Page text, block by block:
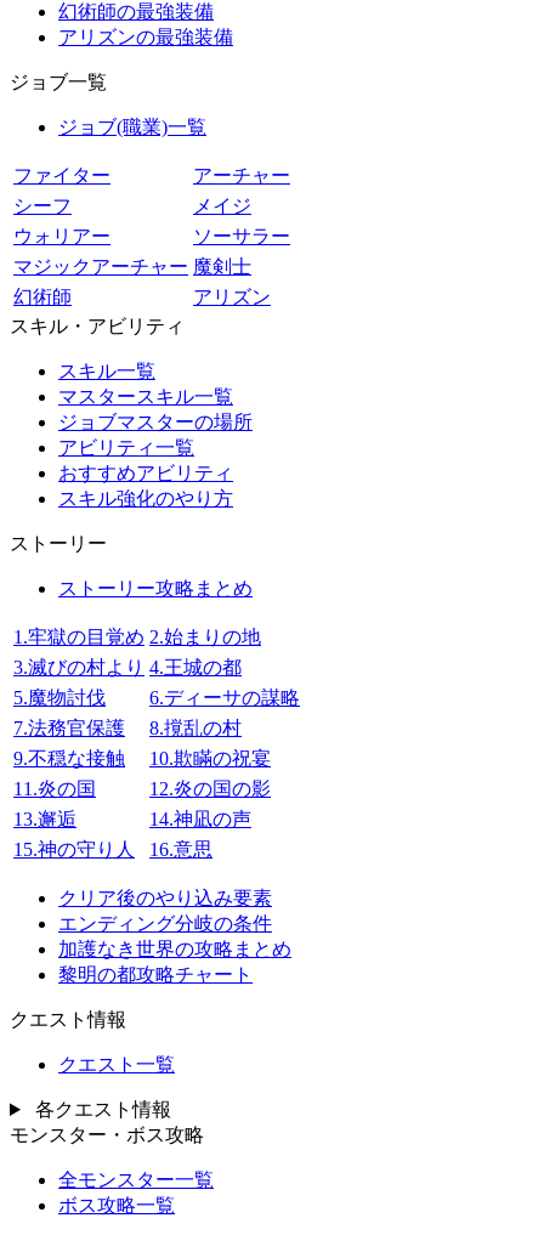
幻術師の最強装備
アリズンの最強装備
ジョブ一覧
ジョブ(職業)一覧
ファイター
アーチャー
シーフ
メイジ
ウォリアー
ソーサラー
マジックアーチャー 魔剣士
幻術師
アリズン
スキル・アビリティ
スキル一覧
マスタースキル一覧
ジョブマスターの場所
アビリティ一覧
おすすめアビリティ
スキル強化のやり方
ストーリー
ストーリー攻略まとめ
1.牢獄の目覚め 2.始まりの地
3.滅びの村より 4.王城の都
5.魔物討伐
6.ディーサの謀略
7.法務官保護
8.撹乱の村
9.不穏な接触
10.欺瞞の祝宴
11.炎の国
12.炎の国の影
13.邂逅
14.神凪の声
15.神の守り人
16.意思
クリア後のやり込み要素
エンディング分岐の条件
加護なき世界の攻略まとめ
黎明の都攻略チャート
クエスト情報
クエスト一覧
各クエスト情報
モンスター・ボス攻略
全モンスター一覧
ボス攻略一覧